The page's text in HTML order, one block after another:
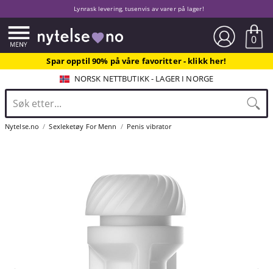
Lynrask levering, tusenvis av varer på lager!
0
Spar opptil 90% på våre favoritter - klikk her!
NORSK NETTBUTIKK - LAGER I NORGE
Nytelse.no Sexleketøy For Menn Penis vibrator